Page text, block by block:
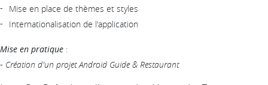
Mise en place de thèmes et styles
Internationalisation de l'application
Mise en pratique :
- Création d'un projet Android Guide & Restaurant